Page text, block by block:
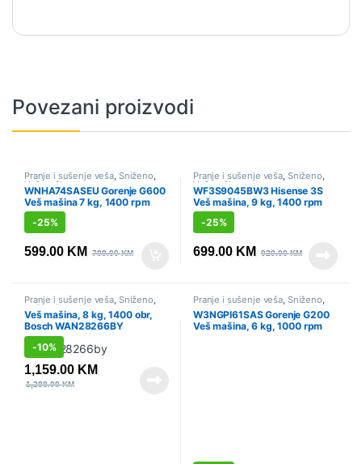
Povezani proizvodi
Pranje i sušenje veša, Sniženo,
Veš mašine
WNHA74SASEU Gorenje G600
Veš mašina 7 kg, 1400 rpm
-25%
599.00 KM 799.00KM
Pranje i sušenje veša, Sniženo,
Veš mašine
WF3S9045BW3 Hisense 3S
Veš mašina, 9 kg, 1400 rpm
-25%
699.00 KM 929.00KM
Pranje i sušenje veša, Sniženo,
Veš mašine
Veš mašina, 8 kg, 1400 obr,
Bosch WAN28266BY
-10%
1,159.00 KM
1,288.00KM
Pranje i sušenje veša, Sniženo,
Veš mašine
W3NGPI61SAS Gorenje G200
Veš mašina, 6 kg, 1000 rpm